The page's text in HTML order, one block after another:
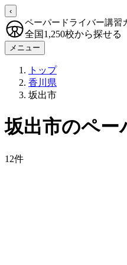
‹
ペーパードライバー講習
全国1,250校から探せる
メニュー
トップ
香川県
坂出市
坂出市のペー
12件